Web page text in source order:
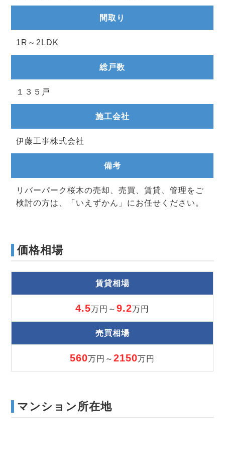
間取り
1R～2LDK
総戸数
１３５戸
施工会社
伊藤工事株式会社
備考
リバーパーク桜木の売却、売買、賃貸、管理をご
検討の方は、「いえずかん」にお任せください。
価格相場
賃貸相場
4.5万円～9.2万円
売買相場
560万円～2150万円
マンション所在地